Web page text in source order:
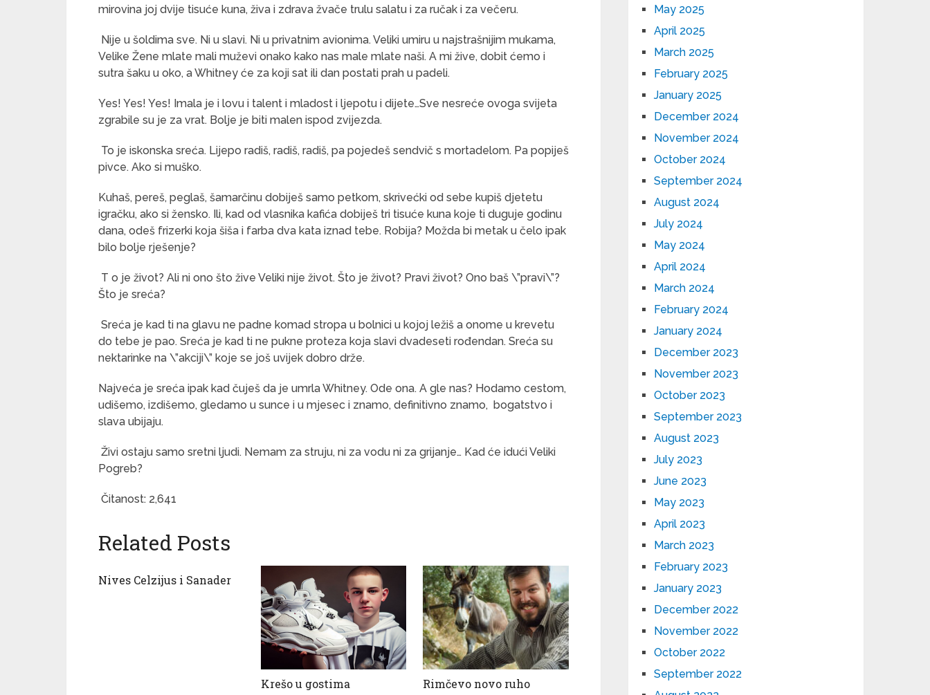
mirovina joj dvije tisuće kuna, živa i zdrava žvače trulu salatu i za ručak i za večeru.
Nije u šoldima sve. Ni u slavi. Ni u privatnim avionima. Veliki umiru u najstrašnijim mukama,
Velike Žene mlate mali muževi onako kako nas male mlate naši. A mi žive, dobit ćemo i
sutra šaku u oko, a Whitney će za koji sat ili dan postati prah u padeli.
Yes! Yes! Yes! Imala je i lovu i talent i mladost i ljepotu i dijete…Sve nesreće ovoga svijeta
zgrabile su je za vrat. Bolje je biti malen ispod zvijezda.
To je iskonska sreća. Lijepo radiš, radiš, radiš, pa pojedeš sendvič s mortadelom. Pa popiješ
pivce. Ako si muško.
Kuhaš, pereš, peglaš, šamarčinu dobiješ samo petkom, skrivećki od sebe kupiš djetetu
igračku, ako si žensko. Ili, kad od vlasnika kafića dobiješ tri tisuće kuna koje ti duguje godinu
dana, odeš frizerki koja šiša i farba dva kata iznad tebe. Robija? Možda bi metak u čelo ipak
bilo bolje rješenje?
T o je život? Ali ni ono što žive Veliki nije život. Što je život? Pravi život? Ono baš \”pravi\”?
Što je sreća?
Sreća je kad ti na glavu ne padne komad stropa u bolnici u kojoj ležiš a onome u krevetu
do tebe je pao. Sreća je kad ti ne pukne proteza koja slavi dvadeseti rođendan. Sreća su
nektarinke na \”akciji\” koje se još uvijek dobro drže.
Najveća je sreća ipak kad čuješ da je umrla Whitney. Ode ona. A gle nas? Hodamo cestom,
udišemo, izdišemo, gledamo u sunce i u mjesec i znamo, definitivno znamo, bogatstvo i
slava ubijaju.
Živi ostaju samo sretni ljudi. Nemam za struju, ni za vodu ni za grijanje… Kad će idući Veliki
Pogreb?
Čitanost: 2,641
Related Posts
Nives Celzijus i Sanader
Krešo u gostima Rimčevo novo ruho
May 2025
April 2025
March 2025
February 2025
January 2025
December 2024
November 2024
October 2024
September 2024
August 2024
July 2024
May 2024
April 2024
March 2024
February 2024
January 2024
December 2023
November 2023
October 2023
September 2023
August 2023
July 2023
June 2023
May 2023
April 2023
March 2023
February 2023
January 2023
December 2022
November 2022
October 2022
September 2022